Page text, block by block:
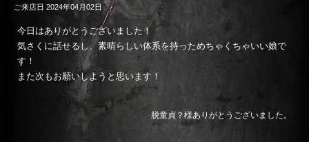
ご来店日 2024年04月02日
今日はありがとうございました！
気さくに話せるし、素晴らしい体系を持っためちゃくちゃいい娘で
す！
また次もお願いしようと思います！
脱童貞？様ありがとうございました。